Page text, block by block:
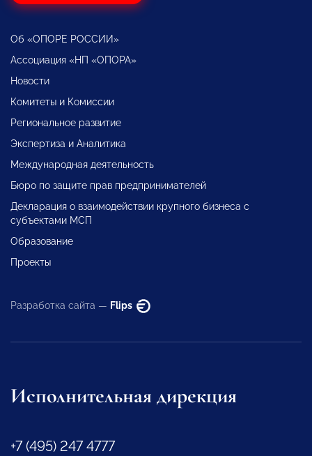
Об «ОПОРЕ РОССИИ»
Ассоциация «НП «ОПОРА»
Новости
Комитеты и Комиссии
Региональное развитие
Экспертиза и Аналитика
Международная деятельность
Бюро по защите прав предпринимателей
Декларация о взаимодействии крупного бизнеса с
субъектами МСП
Образование
Проекты
Разработка сайта — Flips
Исполнительная дирекция
+7 (495) 247 4777